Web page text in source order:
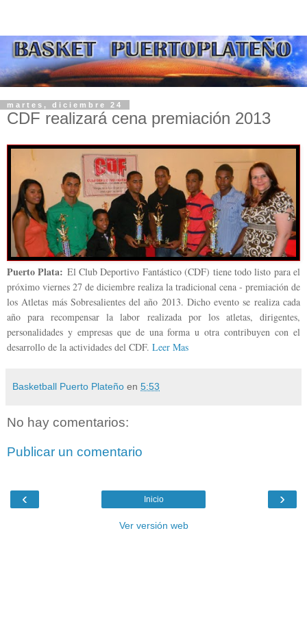
martes, diciembre 24
CDF realizará cena premiación 2013
Puerto Plata: El Club Deportivo Fantástico (CDF) tiene todo listo para el
próximo viernes 27 de diciembre realiza la tradicional cena - premiación de
los Atletas más Sobresalientes del año 2013. Dicho evento se realiza cada
año para recompensar la labor realizada por los atletas, dirigentes,
personalidades y empresas que de una forma u otra contribuyen con el
desarrollo de la actividades del CDF. Leer Mas
Basketball Puerto Plateño en 5:53
No hay comentarios:
Publicar un comentario
‹ ›
Inicio
Ver versión web